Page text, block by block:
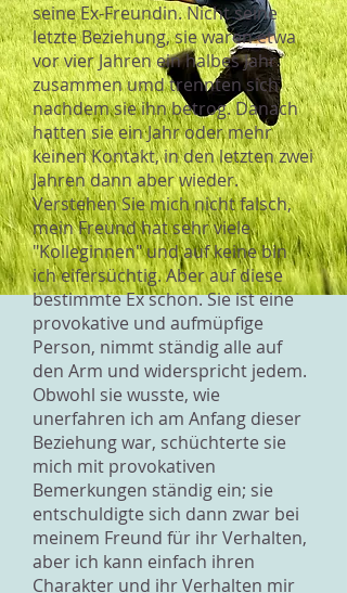
seine Ex-Freundin. Nicht seine
letzte Beziehung, sie waren etwa
vor vier Jahren ein halbes Jahr
zusammen umd trennten sich
nachdem sie ihn betrog. Danach
hatten sie ein Jahr oder mehr
keinen Kontakt, in den letzten zwei
Jahren dann aber wieder.
Verstehen Sie mich nicht falsch,
mein Freund hat sehr viele
"Kolleginnen" und auf keine bin
ich eifersüchtig. Aber auf diese
bestimmte Ex schon. Sie ist eine
provokative und aufmüpfige
Person, nimmt ständig alle auf
den Arm und widerspricht jedem.
Obwohl sie wusste, wie
unerfahren ich am Anfang dieser
Beziehung war, schüchterte sie
mich mit provokativen
Bemerkungen ständig ein; sie
entschuldigte sich dann zwar bei
meinem Freund für ihr Verhalten,
aber ich kann einfach ihren
Charakter und ihr Verhalten mir